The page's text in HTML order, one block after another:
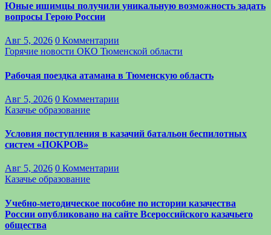
Юные ишимцы получили уникальную возможность задать
вопросы Герою России
Авг 5, 2026 0 Комментарии
Горячие новости ОКО Тюменской области
Рабочая поездка атамана в Тюменскую область
Авг 5, 2026 0 Комментарии
Казачье образование
Условия поступления в казачий батальон беспилотных
систем «ПОКРОВ»
Авг 5, 2026 0 Комментарии
Казачье образование
Учебно-методическое пособие по истории казачества
России опубликовано на сайте Всероссийского казачьего
общества